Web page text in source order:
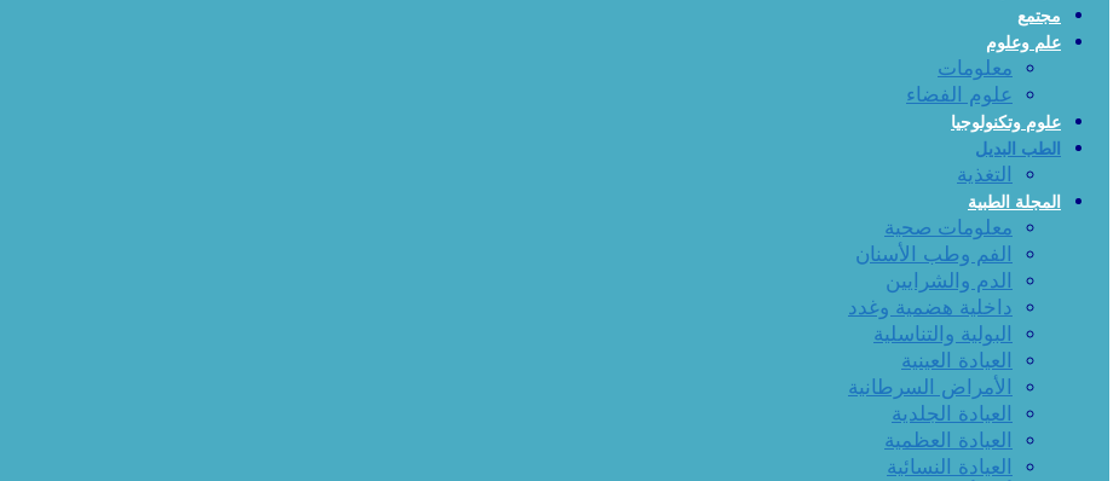
مجتمع
علم وعلوم
معلومات
علوم الفضاء
علوم وتكنولوجيا
الطب البديل
التغذية
المجلة الطبية
معلومات صحية
الفم وطب الأسنان
الدم والشرايين
داخلية هضمية وغدد
البولية والتناسلية
العيادة العينية
الأمراض السرطانية
العيادة الجلدية
العيادة العظمية
العيادة النسائية